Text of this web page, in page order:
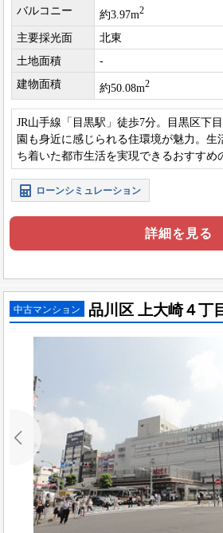
バルコニー
約3.97m2
主要採光面
北東
土地面積
-
建物面積
約50.08m2
JR山手線「目黒駅」徒歩7分。目黒区下
園も身近に感じられる住環境が魅力。生
ち着いた都市生活を実現できるおすすめ
ローンシミュレーション
詳細を見る
中古マンション 品川区 上大崎４丁